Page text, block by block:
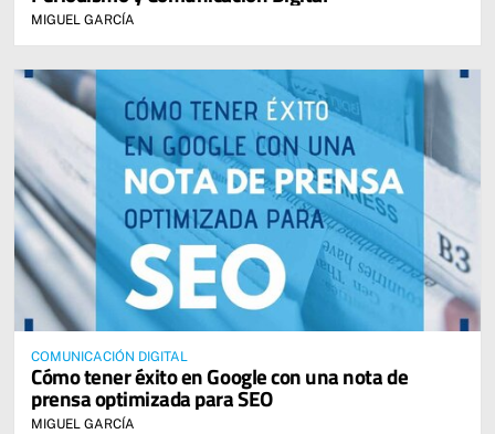
MIGUEL GARCÍA
COMUNICACIÓN DIGITAL
Cómo tener éxito en Google con una nota de
prensa optimizada para SEO
MIGUEL GARCÍA